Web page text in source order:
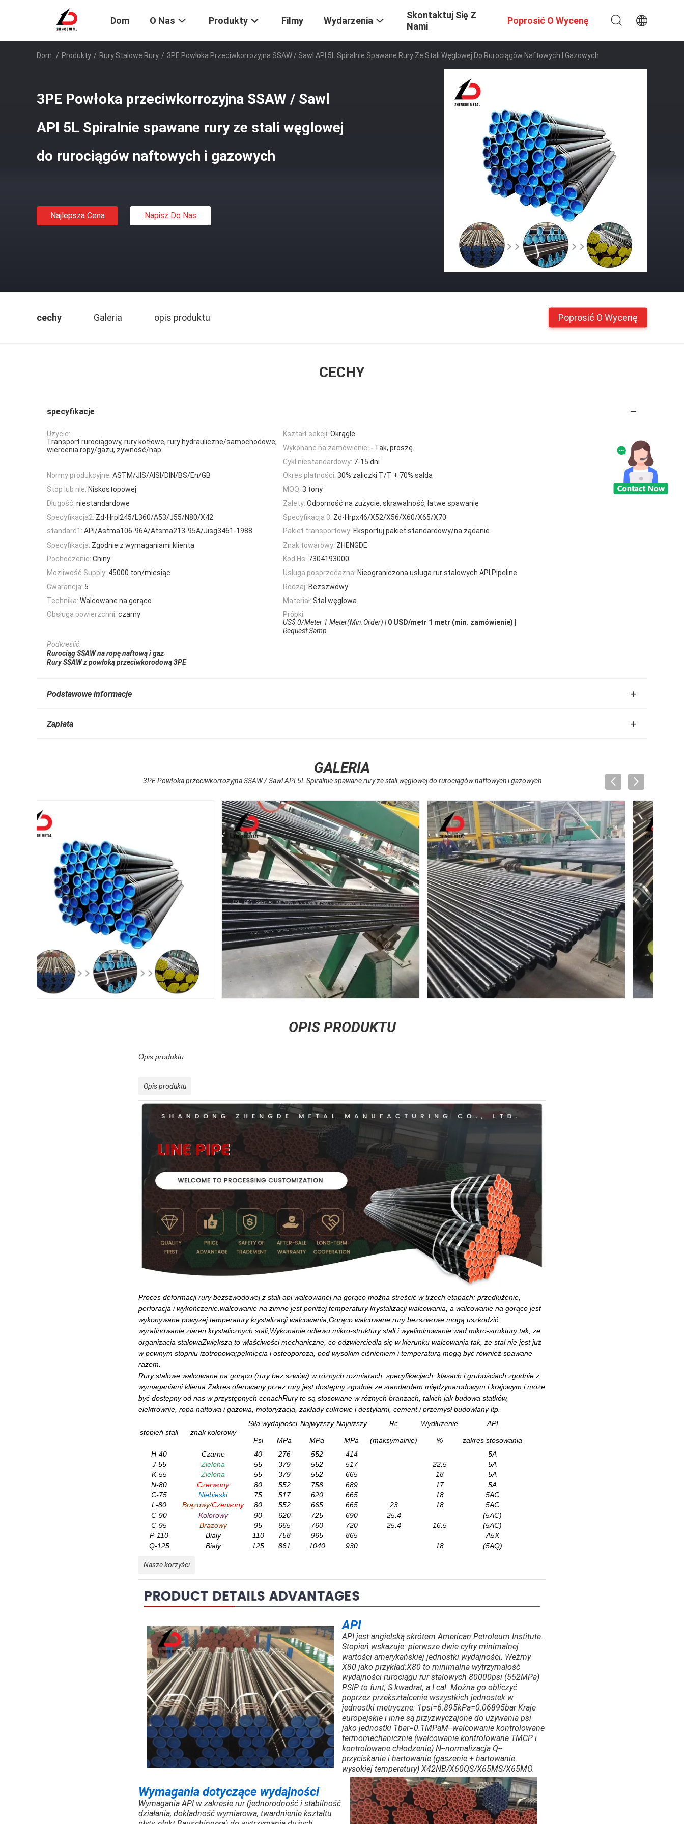
Dom O Nas Produkty Filmy Wydarzenia
Skontaktuj Się Z
Nami
Poprosić O Wycenę
Dom / Produkty / Rury Stalowe Rury / 3PE Powłoka Przeciwkorrozyjna SSAW / Sawl API 5L Spiralnie Spawane Rury Ze Stali Węglowej Do Rurociągów Naftowych I Gazowych
3PE Powłoka przeciwkorrozyjna SSAW / Sawl
API 5L Spiralnie spawane rury ze stali węglowej
do rurociągów naftowych i gazowych
Najlepsza Cena Napisz Do Nas
cechy Galeria opis produktu Poprosić O Wycenę
CECHY
specyfikacje
Użycie:
Transport rurociągowy, rury kotłowe, rury hydrauliczne/samochodowe,
wiercenia ropy/gazu, żywność/nap
Kształt sekcji: Okrągłe
Wykonane na zamówienie: - Tak, proszę.
Cykl niestandardowy: 7-15 dni
Normy produkcyjne: ASTM/JIS/AISI/DIN/BS/En/GB Okres płatności: 30% zaliczki T/T + 70% salda
Stop lub nie: Niskostopowej MOQ: 3 tony
Długość: niestandardowe Zalety: Odporność na zużycie, skrawalność, łatwe spawanie
Specyfikacja2: Zd-Hrpl245/L360/A53/J55/N80/X42 Specyfikacja 3: Zd-Hrpx46/X52/X56/X60/X65/X70
standard1: API/Astma106-96A/Atsma213-95A/Jisg3461-1988 Pakiet transportowy: Eksportuj pakiet standardowy/na żądanie
Specyfikacja: Zgodnie z wymaganiami klienta Znak towarowy: ZHENGDE
Pochodzenie: Chiny Kod Hs: 7304193000
Możliwość Supply: 45000 ton/miesiąc Usługa posprzedażna: Nieograniczona usługa rur stalowych API Pipeline
Gwarancja: 5 Rodzaj: Bezszwowy
Technika: Walcowane na gorąco Materiał: Stal węglowa
Obsługa powierzchni: czarny
Próbki:
US$ 0/Meter 1 Meter(Min.Order) | 0 USD/metr 1 metr (min. zamówienie) |
Request Samp
Podkreślić:
Rurociąg SSAW na ropę naftową i gaz,
Rury SSAW z powłoką przeciwkorodową 3PE
Podstawowe informacje
Zapłata
GALERIA
3PE Powłoka przeciwkorrozyjna SSAW / Sawl API 5L Spiralnie spawane rury ze stali węglowej do rurociągów naftowych i gazowych
OPIS PRODUKTU
Opis produktu
Opis produktu
Proces deformacji rury bezszwodowej z stali api walcowanej na gorąco można streścić w trzech etapach: przedłużenie,
perforacja i wykończenie.walcowanie na zimno jest poniżej temperatury krystalizacji walcowania, a walcowanie na gorąco jest
wykonywane powyżej temperatury krystalizacji walcowania;Gorąco walcowane rury bezszwowe mogą uszkodzić
wyrafinowanie ziaren krystalicznych stali,Wykonanie odlewu mikro-struktury stali i wyeliminowanie wad mikro-struktury tak, że
organizacja stalowaZwiększa to właściwości mechaniczne, co odzwierciedla się w kierunku walcowania tak, że stal nie jest już
w pewnym stopniu izotropowa;pęknięcia i osteoporoza, pod wysokim ciśnieniem i temperaturą mogą być również spawane
razem.
Rury stalowe walcowane na gorąco (rury bez szwów) w różnych rozmiarach, specyfikacjach, klasach i grubościach zgodnie z
wymaganiami klienta.Zakres oferowany przez rury jest dostępny zgodnie ze standardem międzynarodowym i krajowym i może
być dostępny od nas w przystępnych cenachRury te są stosowane w różnych branżach, takich jak budowa statków,
elektrownie, ropa naftowa i gazowa, motoryzacja, zakłady cukrowe i destylarni, cement i przemysł budowlany itp.
stopień stali znak kolorowy
Siła wydajności Najwyższy Najniższy Rc Wydłużenie API
Psi MPa MPa MPa (maksymalnie) %
zakres stosowania
H-40
Czarne 40 276 552 414
5A
J-55
Zielona 55 379 552 517 22.5
5A
K-55
Zielona 55 379 552 665 18
5A
N-80
Czerwony 80 552 758 689 17
5A
C-75
Niebieski 75 517 620 665 18
5AC
L-80
Brązowy/Czerwony 80 552 665 665 23 18
5AC
C-90
Kolorowy 90 620 725 690 25.4
(5AC)
C-95
Brązowy 95 665 760 720 25.4 16.5
(5AC)
P-110
Biały 110 758 965 865
A5X
Q-125
Biały 125 861 1040 930 18 (5AQ)
Nasze korzyści
API
API jest angielską skrótem American Petroleum Institute.
Stopień wskazuje: pierwsze dwie cyfry minimalnej
wartości amerykańskiej jednostki wydajności. Weźmy
X80 jako przykład:X80 to minimalna wytrzymałość
wydajności rurociągu rur stalowych 80000psi (552MPa)
PSIP to funt, S kwadrat, a I cal. Można go obliczyć
poprzez przekształcenie wszystkich jednostek w
jednostki metryczne: 1psi=6.895kPa=0.06895bar Kraje
europejskie i inne są przyzwyczajone do używania psi
jako jednostki 1bar=0.1MPaM--walcowanie kontrolowane
termomechanicznie (walcowanie kontrolowane TMCP i
kontrolowane chłodzenie) N--normalizacja Q--
przyciskanie i hartowanie (gaszenie + hartowanie
wysokiej temperatury) X42NB/X60QS/X65MS/X65MO.
Wymagania dotyczące wydajności
Wymagania API w zakresie rur (jednorodność i stabilność
działania, dokładność wymiarowa, twardnienie kształtu